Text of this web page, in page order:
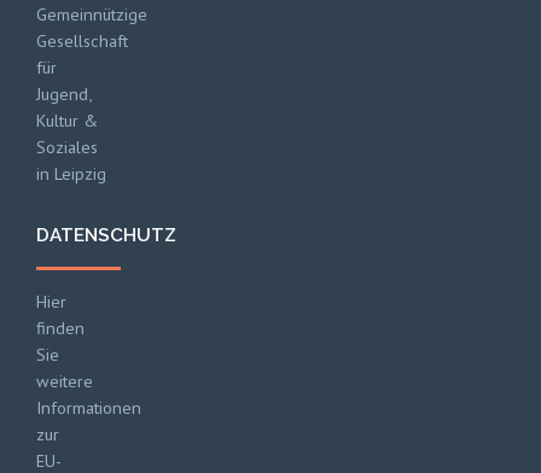
Gemeinnützige
Gesellschaft
für
Jugend,
Kultur &
Soziales
in Leipzig
DATENSCHUTZ
Hier
finden
Sie
weitere
Informationen
zur
EU-